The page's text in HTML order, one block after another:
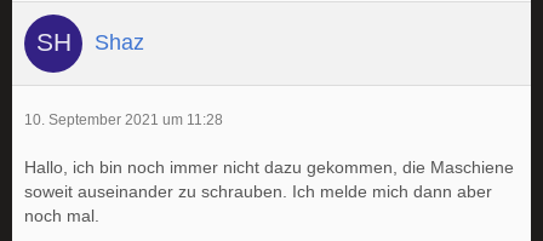
Shaz
10. September 2021 um 11:28
Hallo, ich bin noch immer nicht dazu gekommen, die Maschiene
soweit auseinander zu schrauben. Ich melde mich dann aber
noch mal.